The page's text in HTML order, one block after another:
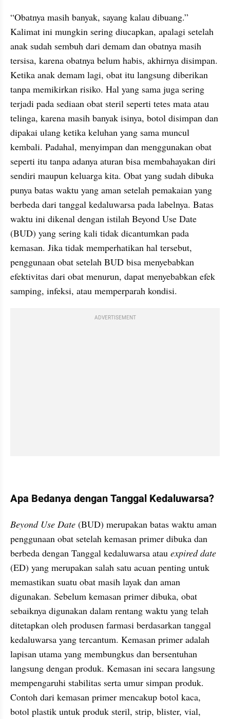
“Obatnya masih banyak, sayang kalau dibuang.”
Kalimat ini mungkin sering diucapkan, apalagi setelah
anak sudah sembuh dari demam dan obatnya masih
tersisa, karena obatnya belum habis, akhirnya disimpan.
Ketika anak demam lagi, obat itu langsung diberikan
tanpa memikirkan risiko. Hal yang sama juga sering
terjadi pada sediaan obat steril seperti tetes mata atau
telinga, karena masih banyak isinya, botol disimpan dan
dipakai ulang ketika keluhan yang sama muncul
kembali. Padahal, menyimpan dan menggunakan obat
seperti itu tanpa adanya aturan bisa membahayakan diri
sendiri maupun keluarga kita. Obat yang sudah dibuka
punya batas waktu yang aman setelah pemakaian yang
berbeda dari tanggal kedaluwarsa pada labelnya. Batas
waktu ini dikenal dengan istilah Beyond Use Date
(BUD) yang sering kali tidak dicantumkan pada
kemasan. Jika tidak memperhatikan hal tersebut,
penggunaan obat setelah BUD bisa menyebabkan
efektivitas dari obat menurun, dapat menyebabkan efek
samping, infeksi, atau memperparah kondisi.
ADVERTISEMENT
Apa Bedanya dengan Tanggal Kedaluwarsa?
Beyond Use Date (BUD) merupakan batas waktu aman
penggunaan obat setelah kemasan primer dibuka dan
berbeda dengan Tanggal kedaluwarsa atau expired date
(ED) yang merupakan salah satu acuan penting untuk
memastikan suatu obat masih layak dan aman
digunakan. Sebelum kemasan primer dibuka, obat
sebaiknya digunakan dalam rentang waktu yang telah
ditetapkan oleh produsen farmasi berdasarkan tanggal
kedaluwarsa yang tercantum. Kemasan primer adalah
lapisan utama yang membungkus dan bersentuhan
langsung dengan produk. Kemasan ini secara langsung
mempengaruhi stabilitas serta umur simpan produk.
Contoh dari kemasan primer mencakup botol kaca,
botol plastik untuk produk steril, strip, blister, vial,